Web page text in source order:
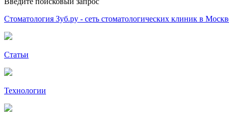
Стоматология Зуб.ру - сеть стоматологических клиник в
Статьи
Технологии